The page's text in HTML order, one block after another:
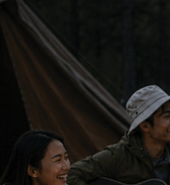
ติมิเตอร์
ตอร์แบบเข็ม
ตอร์แบบดิจิตัล
ป์มิเตอร์
อร์วัดกระแสไฟรั่วไหล
อบความเป็นฉนวน